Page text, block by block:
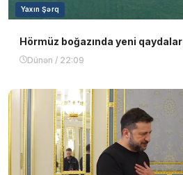
Yaxın Şərq
Hörmüz boğazında yeni qaydalar
Dünən / 22:09